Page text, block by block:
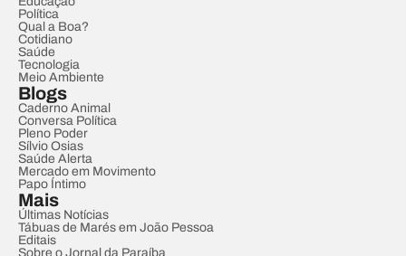
Política
Qual a Boa?
Cotidiano
Saúde
Tecnologia
Meio Ambiente
Blogs
Caderno Animal
Conversa Política
Pleno Poder
Sílvio Osias
Saúde Alerta
Mercado em Movimento
Papo Íntimo
Mais
Últimas Notícias
Tábuas de Marés em João Pessoa
Editais
Sobre o Jornal da Paraíba